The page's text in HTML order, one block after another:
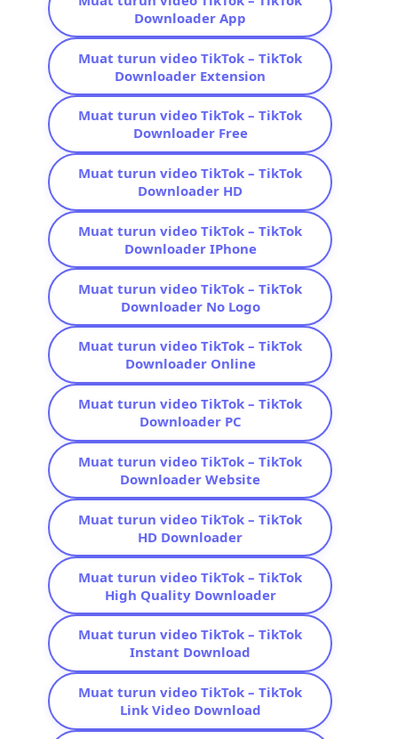
Downloader App
Muat turun video TikTok – TikTok
Downloader Extension
Muat turun video TikTok – TikTok
Downloader Free
Muat turun video TikTok – TikTok
Downloader HD
Muat turun video TikTok – TikTok
Downloader IPhone
Muat turun video TikTok – TikTok
Downloader No Logo
Muat turun video TikTok – TikTok
Downloader Online
Muat turun video TikTok – TikTok
Downloader PC
Muat turun video TikTok – TikTok
Downloader Website
Muat turun video TikTok – TikTok
HD Downloader
Muat turun video TikTok – TikTok
High Quality Downloader
Muat turun video TikTok – TikTok
Instant Download
Muat turun video TikTok – TikTok
Link Video Download